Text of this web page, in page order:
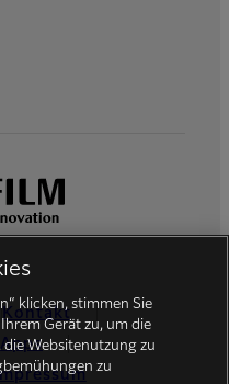
Kontakt
klicken, stimmen Sie
Gerät zu, um die
Websitenutzung zu
zu